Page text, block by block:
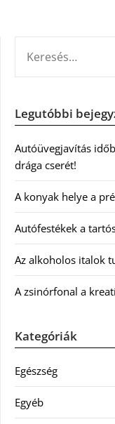
Legutóbbi
Autóüvegjavítás
drága cserét!
A konyak helye a
Autófestékek a
Az alkoholos italok
A zsinórfonal a
Kategóriák
Egészség
Egyéb